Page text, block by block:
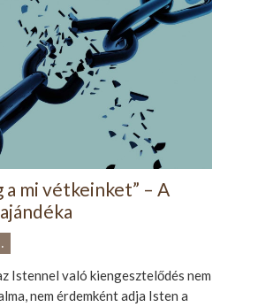
a mi vétkeinket” – A
Istennel való kiengesztelődés nem
nem érdemként adja Isten a